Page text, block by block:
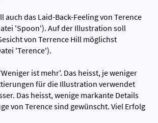
auch das Laid-Back-Feeling von Terence
'Spoon'). Auf der Illustration soll
von Terrence Hill möglichst
'Terence').
ist mehr'. Das heisst, je weniger
für die Illustration verwendet
Das heisst, wenige markante Details
von Terence sind gewünscht. Viel Erfolg